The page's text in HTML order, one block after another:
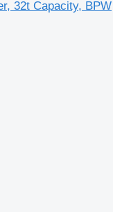
32t Capacity, BPW